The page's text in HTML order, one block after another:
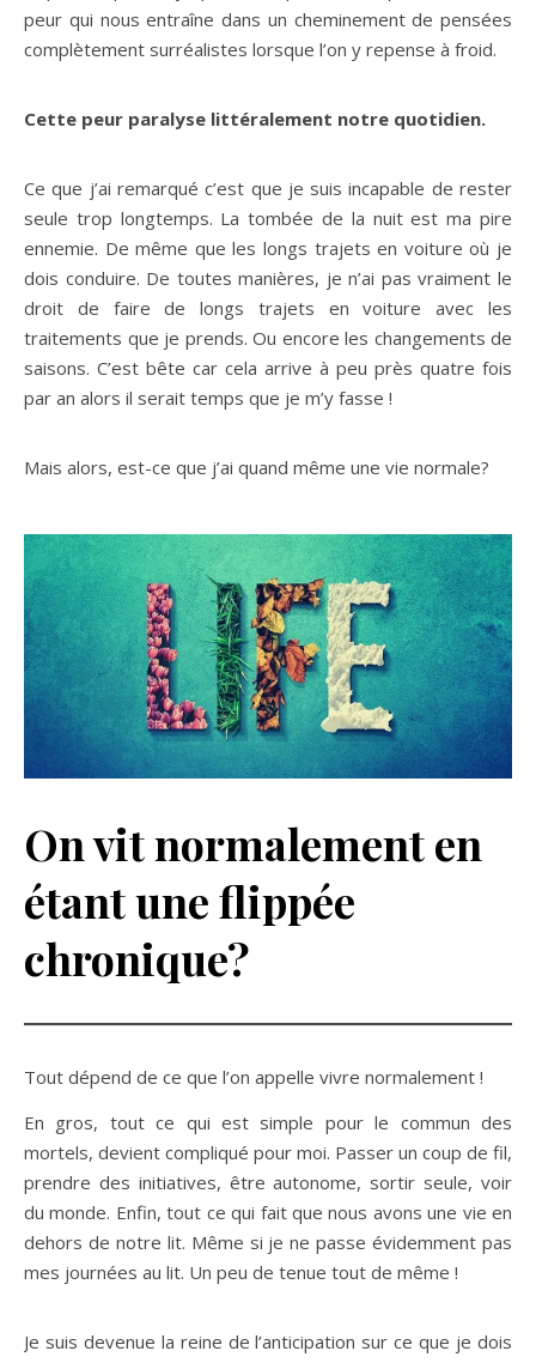
peur qui nous entraîne dans un cheminement de pensées
complètement surréalistes lorsque l’on y repense à froid.
Cette peur paralyse littéralement notre quotidien.
Ce que j’ai remarqué c’est que je suis incapable de rester
seule trop longtemps. La tombée de la nuit est ma pire
ennemie. De même que les longs trajets en voiture où je
dois conduire. De toutes manières, je n’ai pas vraiment le
droit de faire de longs trajets en voiture avec les
traitements que je prends. Ou encore les changements de
saisons. C’est bête car cela arrive à peu près quatre fois
par an alors il serait temps que je m’y fasse !
Mais alors, est-ce que j’ai quand même une vie normale?
On vit normalement en
étant une flippée
chronique?
Tout dépend de ce que l’on appelle vivre normalement !
En gros, tout ce qui est simple pour le commun des
mortels, devient compliqué pour moi. Passer un coup de fil,
prendre des initiatives, être autonome, sortir seule, voir
du monde. Enfin, tout ce qui fait que nous avons une vie en
dehors de notre lit. Même si je ne passe évidemment pas
mes journées au lit. Un peu de tenue tout de même !
Je suis devenue la reine de l’anticipation sur ce que je dois